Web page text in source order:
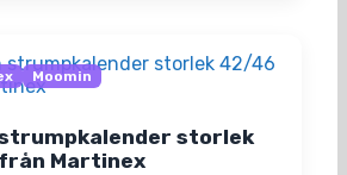
Moomin
storlek
Martinex